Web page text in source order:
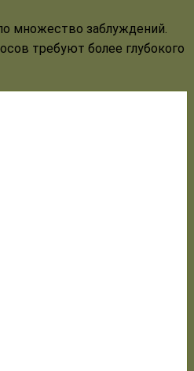
множество заблуждений.
требуют более глубокого